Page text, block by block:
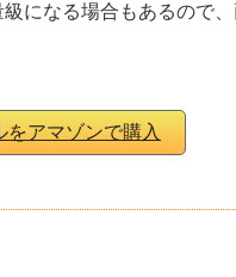
になる場合もあるので、
をアマゾンで購入